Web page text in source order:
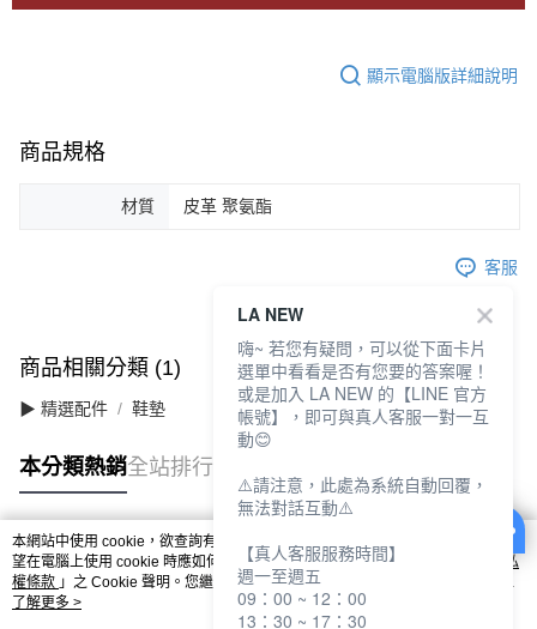
顯示電腦版詳細說明
商品規格
材質 皮革 聚氨酯
客服
商品相關分類 (1)
▶ 精選配件 鞋墊
本分類熱銷全站排行
熱門標籤
本網站中使用 cookie，欲查詢有關本網站使用 cookie 方式之詳情，及若您不希
望在電腦上使用 cookie 時應如何變更電腦的 cookie 設定，請參閱本網站「
隱私
權條款 」之 Cookie 聲明。您繼續使用本網站即表示您同意本公司得按本網站使
用條款之 Cookie 聲明使用 cookie。
了解更多 >
LA NEW
嗨~ 若您有疑問，可以從下面卡片
選單中看看是否有您要的答案喔！
或是加入 LA NEW 的【LINE 官方
帳號】，即可與真人客服一對一互
動😊
⚠️請注意，此處為系統自動回覆，
無法對話互動⚠️
【真人客服服務時間】
週一至週五
09：00 ~ 12：00
13：30 ~ 17：30